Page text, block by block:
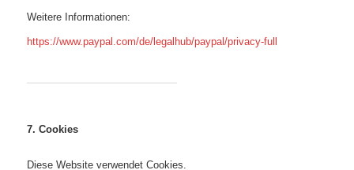
Weitere Informationen:
https://www.paypal.com/de/legalhub/paypal/privacy-full
7. Cookies
Diese Website verwendet Cookies.